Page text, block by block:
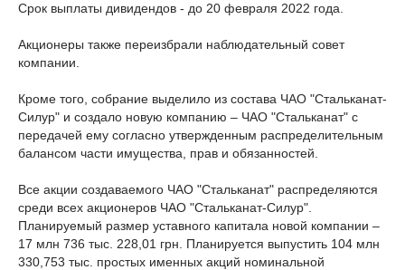
Срок выплаты дивидендов - до 20 февраля 2022 года.
Акционеры также переизбрали наблюдательный совет
компании.
Кроме того, собрание выделило из состава ЧАО "Стальканат-
Силур" и создало новую компанию – ЧАО "Стальканат" с
передачей ему согласно утвержденным распределительным
балансом части имущества, прав и обязанностей.
Все акции создаваемого ЧАО "Стальканат" распределяются
среди всех акционеров ЧАО "Стальканат-Силур".
Планируемый размер уставного капитала новой компании –
17 млн 736 тыс. 228,01 грн. Планируется выпустить 104 млн
330,753 тыс. простых именных акций номинальной